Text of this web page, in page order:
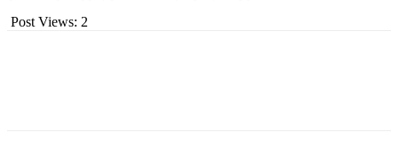
Post Views: 2